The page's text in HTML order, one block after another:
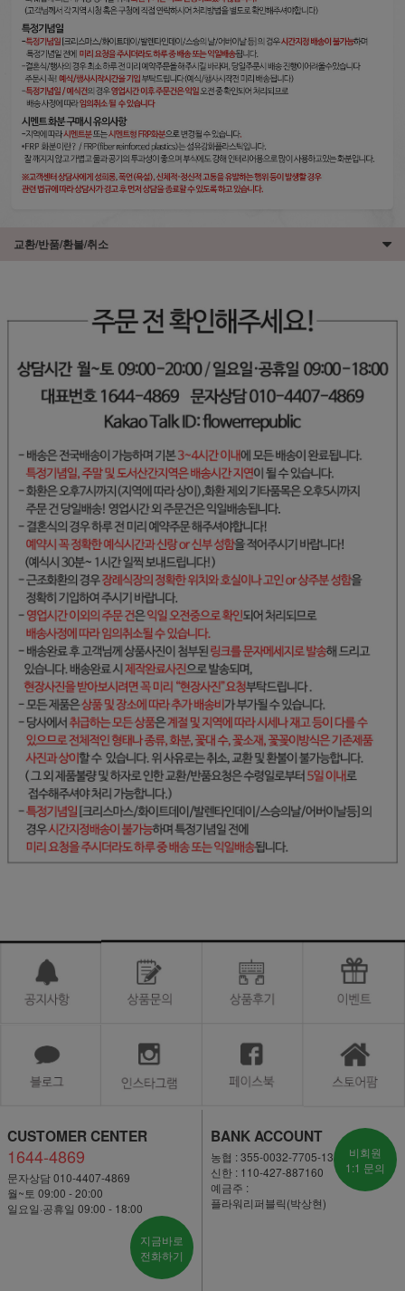
교환/반품/환불/취소
CUSTOMER CENTER
1644-4869
문자상담 010-4407-4869
월~토 09:00 - 20:00
일요일·공휴일 09:00 - 18:00
지금바로
전화하기
BANK ACCOUNT
농협 : 355-0032-7705-13
신한 : 110-427-887160
예금주 :
플라워리퍼블릭(박상현)
비회원
1:1 문의